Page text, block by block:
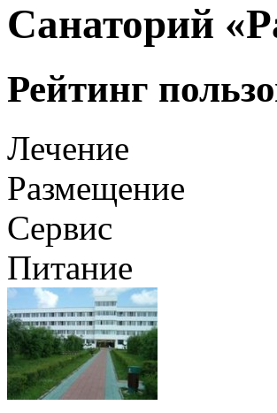
Санаторий
Рейтинг
Лечение
Размещение
Сервис
Питание